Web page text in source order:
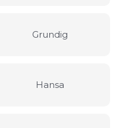
Grundig
Hansa